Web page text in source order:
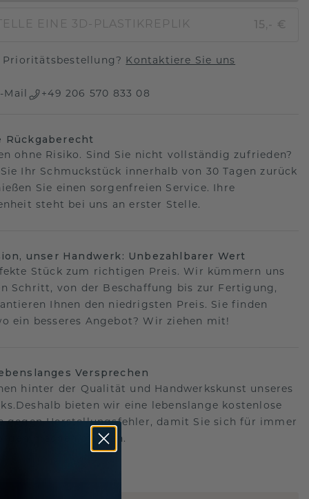
EINE 3D-PLASTIKREPLIK 15,- €
Prioritätsbestellung? Kontaktiere Sie uns
Mail +49 206 570 833 08
Rückgaberecht
ohne Risiko. Sind Sie nicht vollständig zufrieden?
Sie Ihr Schmuckstück innerhalb von 30 Tagen zurück
Sie einen sorgenfreien Service. Ihre
steht bei uns an erster Stelle.
unser Handwerk: Unbezahlbarer Wert
Stück zum richtigen Preis. Wir kümmern uns
Schritt, von der Beschaffung bis zur Fertigung,
Ihnen den niedrigsten Preis. Sie finden
ein besseres Angebot? Wir ziehen mit!
Versprechen
hinter der Qualität und Handwerkskunst unseres
bieten wir eine lebenslange kostenlose
gegen Herstellungsfehler, damit Sie sich für immer
machen müssen.